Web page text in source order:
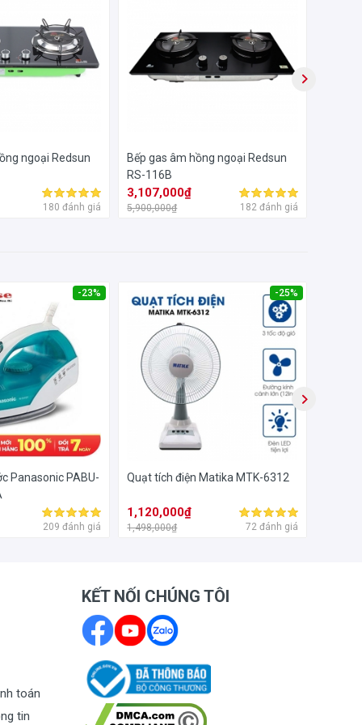
ngoại Redsun
180 đánh giá
Bếp gas âm hồng ngoại Redsun
RS-116B
3,107,000₫
5,900,000₫ 182 đánh giá
-23%
Panasonic PABU-
209 đánh giá
-25%
Quạt tích điện Matika MTK-6312
1,120,000₫
1,498,000₫ 72 đánh giá
toán
tin
KẾT NỐI CHÚNG TÔI